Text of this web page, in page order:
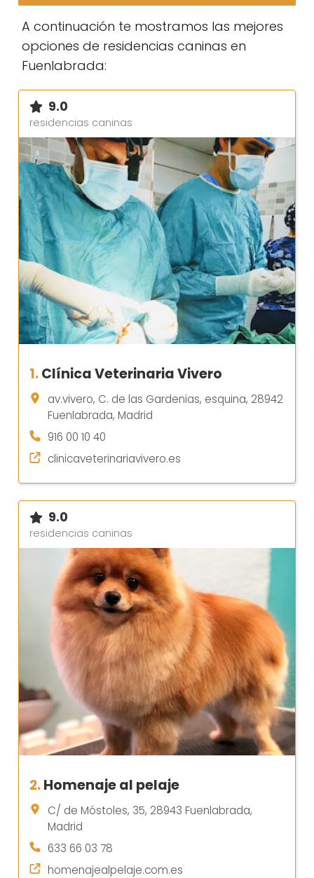
A continuación te mostramos las mejores
opciones de residencias caninas en
Fuenlabrada:
9.0
residencias caninas
1.Clínica Veterinaria Vivero
av.vivero, C. de las Gardenias, esquina, 28942
Fuenlabrada, Madrid
916 00 10 40
clinicaveterinariavivero.es
9.0
residencias caninas
2.Homenaje al pelaje
C/ de Móstoles, 35, 28943 Fuenlabrada,
Madrid
633 66 03 78
homenajealpelaje.com.es